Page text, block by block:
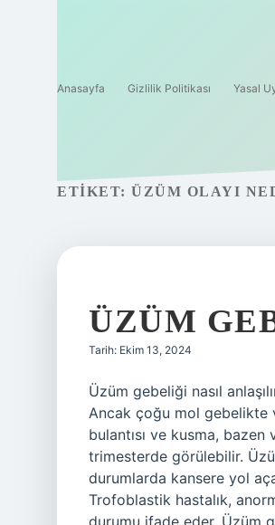
Anasayfa Gizlilik Politikası Yasal
ETIKET: ÜZÜM OLAYI
ÜZÜM
Tarih: Ekim 13, 2024
Üzüm gebeliği nasıl
Ancak çoğu mol gebelikte
bulantısı ve kusma,
trimesterde görülebilir.
durumlarda kansere yol
Trofoblastik hastalık,
durumu ifade eder. Üzüm